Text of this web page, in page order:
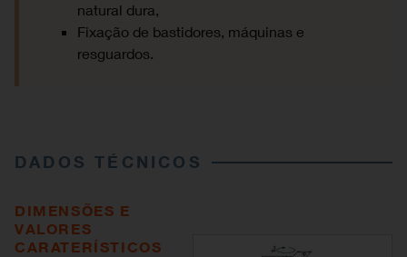
natural dura,
Fixação de bastidores, máquinas e
resguardos.
DADOS TÉCNICOS
DIMENSÕES E
VALORES
CARATERÍSTICOS